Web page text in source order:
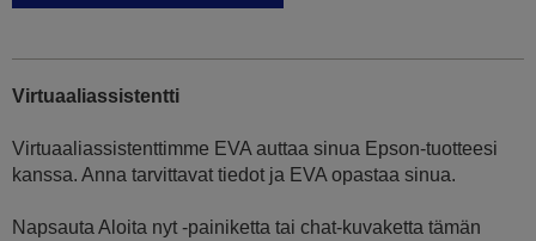
Virtuaaliassistentti
Virtuaaliassistenttimme EVA auttaa sinua Epson-tuotteesi
kanssa. Anna tarvittavat tiedot ja EVA opastaa sinua.
Napsauta Aloita nyt -painiketta tai chat-kuvaketta tämän